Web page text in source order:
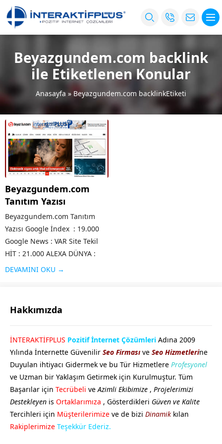
Beyazgundem.com backlink
ile Etiketlenen Konular
Anasayfa » Beyazgundem.com backlinkEtiketi
Beyazgundem.com
Tanıtım Yazısı
Beyazgundem.com Tanıtım
Yazısı Google İndex : 19.000
Google News : VAR Site Tekil
HİT : 21.000 ALEXA DÜNYA :
782.600 ALEXA TR : 14.000 DA
DEVAMINI OKU →
Hakkımızda
İNTERAKTİFPLUS Pozitif İnternet Çözümleri Adına 2009
Yılında İnternette Güvenilir Seo Firması ve Seo Hizmetlerine
Duyulan ihtiyacı Gidermek ve bu Tür Hizmetlere Profesyonel
ve Uzman bir Yaklaşım Getirmek için Kurulmuştur. Tüm
Başarılar için Tecrübeli ve Azimli Ekibimize , Projelerimizi
Destekleyen is Ortaklarımıza , Gösterdikleri Güven ve Kalite
Tercihleri için Müşterilerimize ve de bizi Dinamik kılan
Rakiplerimize Teşekkür Ederiz.
GÖKHAN GÖKMEN